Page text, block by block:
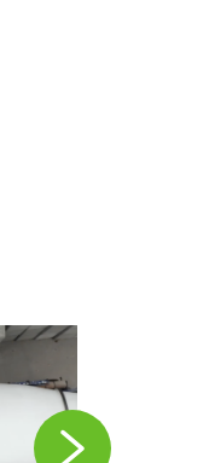
Vorblättern